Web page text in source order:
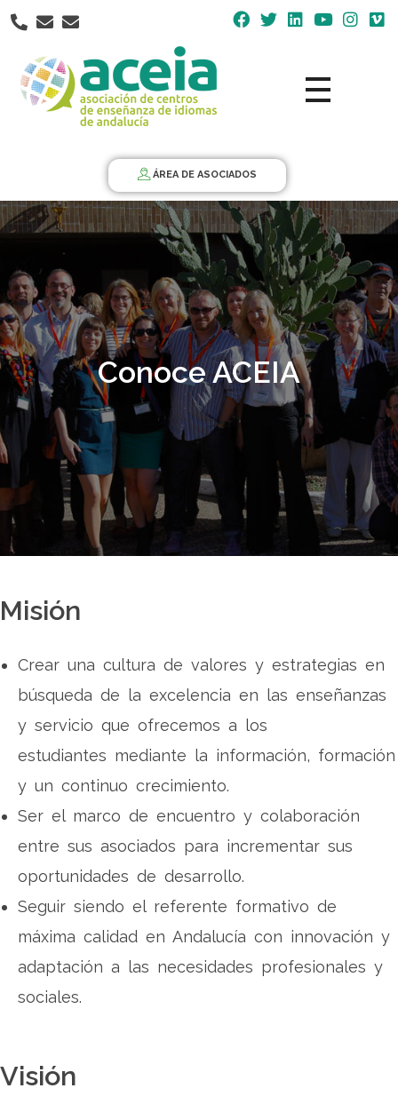
Nota:
este
web
incluye
ÁREA DE ASOCIADOS
Conoce ACEIA
Misión
Crear una cultura de valores y estrategias en
búsqueda de la excelencia en las enseñanzas
y servicio que ofrecemos a los
estudiantes mediante la información, formación
y un continuo crecimiento.
Ser el marco de encuentro y colaboración
entre sus asociados para incrementar sus
oportunidades de desarrollo.
Seguir siendo el referente formativo de
máxima calidad en Andalucía con innovación y
adaptación a las necesidades profesionales y
sociales.
Visión